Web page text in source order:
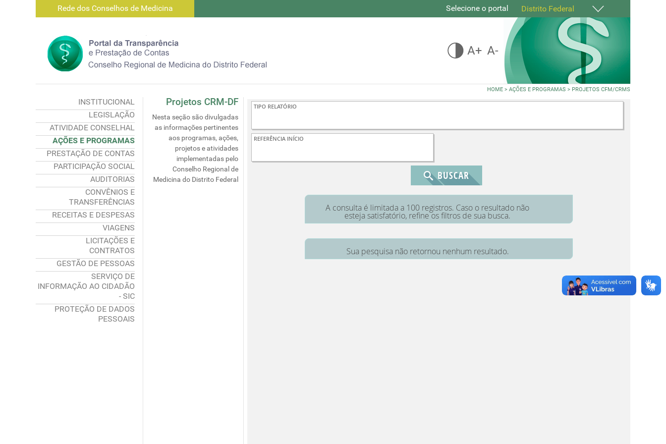
Rede dos Conselhos de Medicina Selecione o portal Distrito Federal
A+ A-
HOME > AÇÕES E PROGRAMAS > PROJETOS CFM/CRMS
INSTITUCIONAL
LEGISLAÇÃO
ATIVIDADE CONSELHAL
AÇÕES E PROGRAMAS
PRESTAÇÃO DE CONTAS
PARTICIPAÇÃO SOCIAL
AUDITORIAS
CONVÊNIOS E
TRANSFERÊNCIAS
RECEITAS E DESPESAS
VIAGENS
LICITAÇÕES E
CONTRATOS
GESTÃO DE PESSOAS
SERVIÇO DE
INFORMAÇÃO AO CIDADÃO
- SIC
PROTEÇÃO DE DADOS
PESSOAIS
Projetos CRM-DF
Nesta seção são divulgadas
as informações pertinentes
aos programas, ações,
projetos e atividades
implementadas pelo
Conselho Regional de
Medicina do Distrito Federal